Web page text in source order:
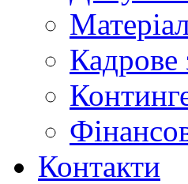
Кадрове
Контакти